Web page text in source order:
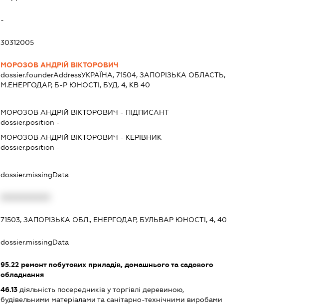
-
30312005
МОРОЗОВ АНДРІЙ ВІКТОРОВИЧ
dossier.founderAddressУКРАЇНА, 71504, ЗАПОРIЗЬКА ОБЛАСТЬ,
М.ЕНЕРГОДАР, Б-Р ЮНОСТІ, БУД. 4, КВ 40
МОРОЗОВ АНДРІЙ ВІКТОРОВИЧ - ПІДПИСАНТ
dossier.position -
МОРОЗОВ АНДРІЙ ВІКТОРОВИЧ - КЕРІВНИК
dossier.position -
dossier.missingData
71503, ЗАПОРІЗЬКА ОБЛ., ЕНЕРГОДАР, БУЛЬВАР ЮНОСТІ, 4, 40
dossier.missingData
95.22 ремонт побутових приладів, домашнього та садового
обладнання
46.13 діяльність посередників у торгівлі деревиною,
будівельними матеріалами та санітарно-технічними виробами